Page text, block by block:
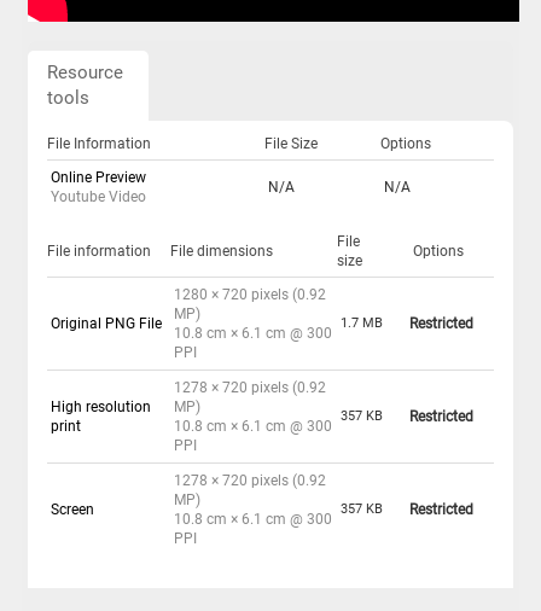
Resource
tools
File Information File Size
Options
Online Preview
Youtube Video
N/A N/A
File information File dimensions
File
size
Options
Original PNG File
1280 × 720 pixels (0.92
MP)
10.8 cm × 6.1 cm @ 300
PPI
1.7 MB Restricted
High resolution
print
1278 × 720 pixels (0.92
MP)
10.8 cm × 6.1 cm @ 300
PPI
357 KB Restricted
Screen
1278 × 720 pixels (0.92
MP)
10.8 cm × 6.1 cm @ 300
PPI
357 KB Restricted